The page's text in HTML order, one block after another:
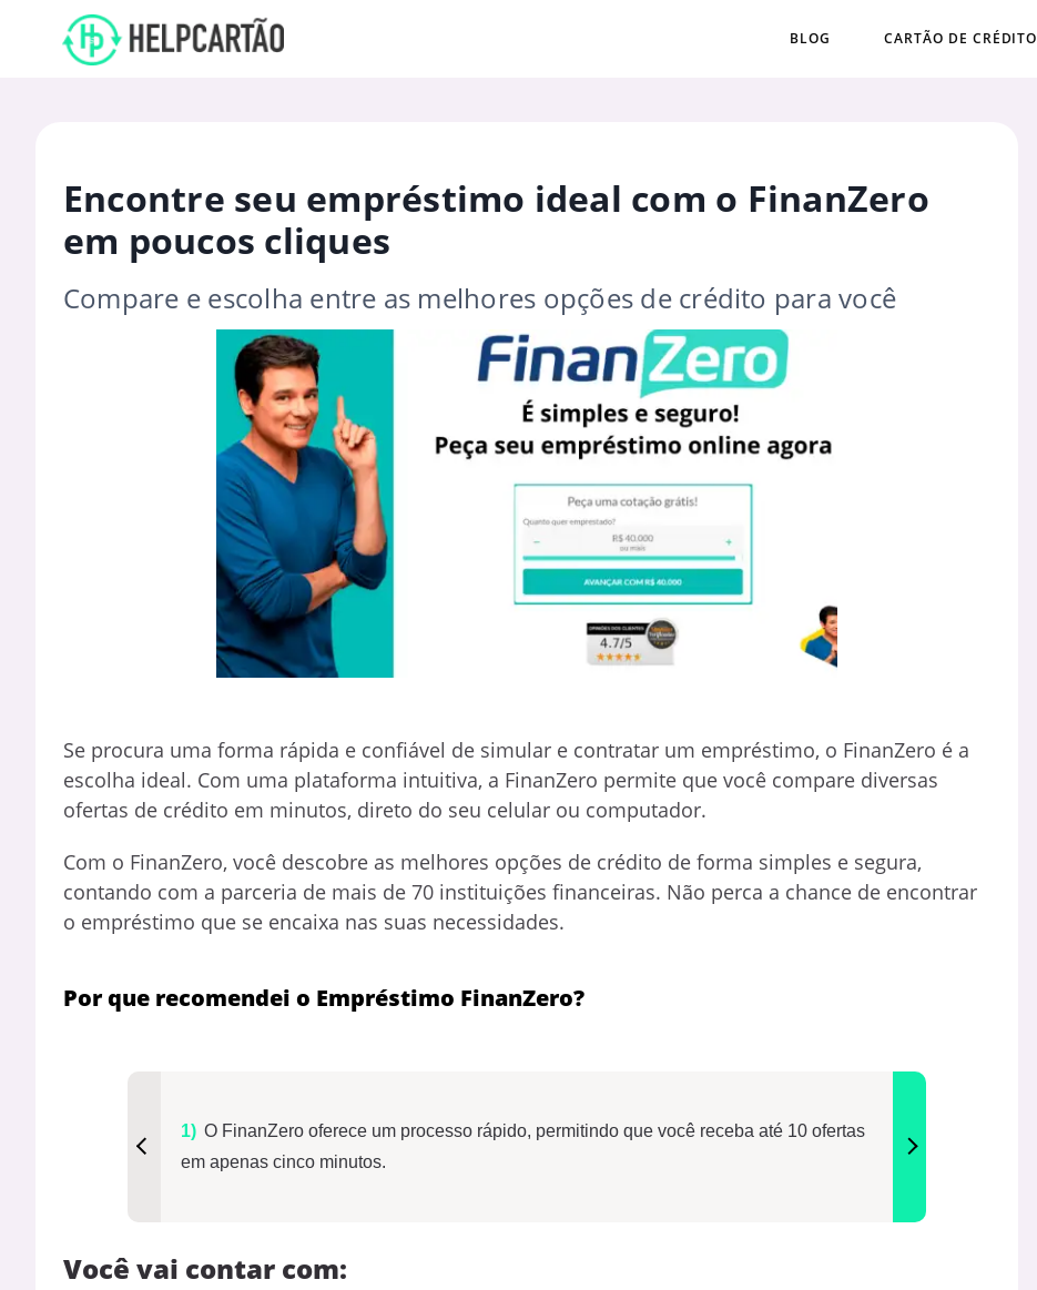
BLOG CARTÃO DE CRÉDITO
Encontre seu empréstimo ideal com o FinanZero
em poucos cliques
Compare e escolha entre as melhores opções de crédito para você
Se procura uma forma rápida e confiável de simular e contratar um empréstimo, o FinanZero é a
escolha ideal. Com uma plataforma intuitiva, a FinanZero permite que você compare diversas
ofertas de crédito em minutos, direto do seu celular ou computador.
Com o FinanZero, você descobre as melhores opções de crédito de forma simples e segura,
contando com a parceria de mais de 70 instituições financeiras. Não perca a chance de encontrar
o empréstimo que se encaixa nas suas necessidades.
Por que recomendei o Empréstimo FinanZero?
O FinanZero oferece um processo rápido, permitindo que você receba até 10 ofertas
em apenas cinco minutos.
Você vai contar com: